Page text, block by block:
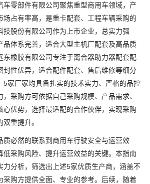
车零部件有限公司聚焦重型商用车领域，产
场占有率高，是重卡配套、工程车辆采购的
技股份有限公司作为上市企业，总实力强
品体系完善，适合大型主机厂配套及高品质
东橡胶有限公司专注于离合器助力器配套配
封性优异，适合配件配套、售后维修等细分
5家厂家均具备扎实的技术实力、严格的品控
采购方可依据自己采购规模、产品需求、
心优势，选择最适配的合作伙伴，实现采购
重提升。
必然的联系到商用车行驶安全与运营效
低采购风险、提升运营效益的关键。本指南
力分析，筛选出上述5家优质生产商，涵盖不
采购方提供全面、专业的参考。后续，随着